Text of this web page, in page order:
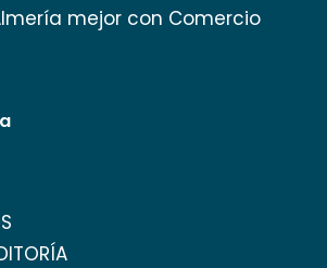
mejor con Comercio